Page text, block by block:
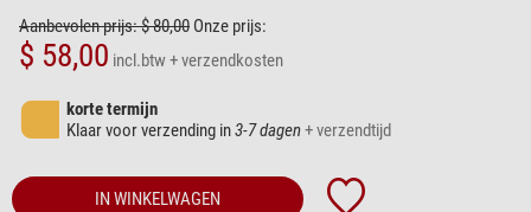
Aanbevolen prijs: $ 80,00 Onze prijs:
$ 58,00 incl.btw+ verzendkosten
korte termijn
Klaar voor verzending in3-7 dagen+ verzendtijd
IN WINKELWAGEN